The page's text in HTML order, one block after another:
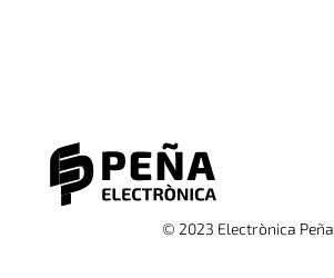
© 2023 Electrònica Peña